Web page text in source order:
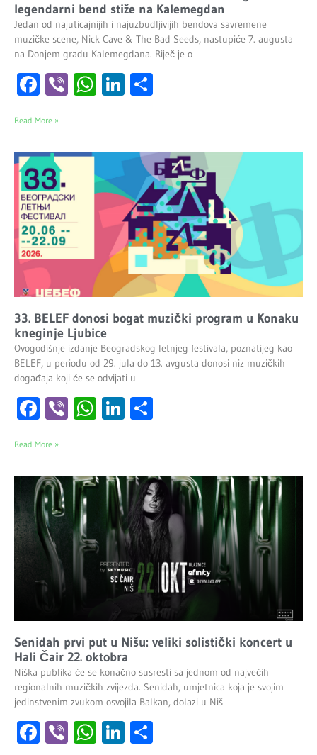
legendarni bend stiže na Kalemegdan
Jedan od najuticajnijih i najuzbudljivijih bendova savremene
muzičke scene, Nick Cave & The Bad Seeds, nastupiće 7. augusta
na Donjem gradu Kalemegdana. Riječ je o
Facebook
ViberWhatsApp
LinkedIn
Read More »
33. BELEF donosi bogat muzički program u Konaku
kneginje Ljubice
Ovogodišnje izdanje Beogradskog letnjeg festivala, poznatijeg kao
BELEF, u periodu od 29. jula do 13. avgusta donosi niz muzičkih
događaja koji će se odvijati u
Facebook
ViberWhatsApp
LinkedIn
Read More »
Senidah prvi put u Nišu: veliki solistički koncert u
Hali Čair 22. oktobra
Niška publika će se konačno susresti sa jednom od najvećih
regionalnih muzičkih zvijezda. Senidah, umjetnica koja je svojim
jedinstvenim zvukom osvojila Balkan, dolazi u Niš
Facebook
ViberWhatsApp
LinkedIn